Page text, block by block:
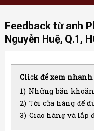
Feedback từ anh
Nguyễn Huệ, Q.1,
Click để xem nhanh
1) Những băn
2) Tới cửa hàng để
3) Giao hàng và lắp